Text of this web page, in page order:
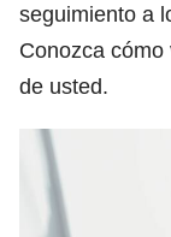
seguimiento a
Conozca
de usted.